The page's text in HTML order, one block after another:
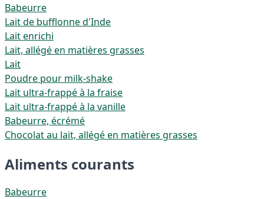
Babeurre
Lait de bufflonne d'Inde
Lait enrichi
Lait, allégé en matières grasses
Lait
Poudre pour milk-shake
Lait ultra-frappé à la fraise
Lait ultra-frappé à la vanille
Babeurre, écrémé
Chocolat au lait, allégé en matières grasses
Aliments courants
Babeurre